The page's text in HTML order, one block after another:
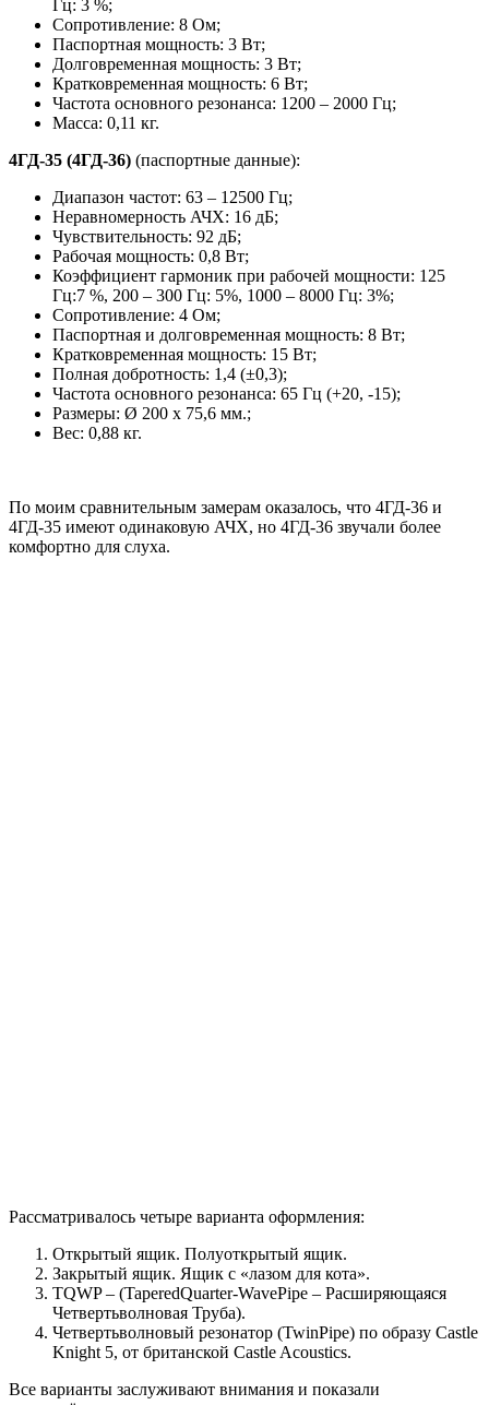
Гц: 3 %;
Сопротивление: 8 Ом;
Паспортная мощность: 3 Вт;
Долговременная мощность: 3 Вт;
Кратковременная мощность: 6 Вт;
Частота основного резонанса: 1200 – 2000 Гц;
Масса: 0,11 кг.
4ГД-35 (4ГД-36) (паспортные данные):
Диапазон частот: 63 – 12500 Гц;
Неравномерность АЧХ: 16 дБ;
Чувствительность: 92 дБ;
Рабочая мощность: 0,8 Вт;
Коэффициент гармоник при рабочей мощности: 125
Гц:7 %, 200 – 300 Гц: 5%, 1000 – 8000 Гц: 3%;
Сопротивление: 4 Ом;
Паспортная и долговременная мощность: 8 Вт;
Кратковременная мощность: 15 Вт;
Полная добротность: 1,4 (±0,3);
Частота основного резонанса: 65 Гц (+20, -15);
Размеры: Ø 200 х 75,6 мм.;
Вес: 0,88 кг.
По моим сравнительным замерам оказалось, что 4ГД-36 и
4ГД-35 имеют одинаковую АЧХ, но 4ГД-36 звучали более
комфортно для слуха.
Рассматривалось четыре варианта оформления:
Открытый ящик. Полуоткрытый ящик.
Закрытый ящик. Ящик с «лазом для кота».
TQWP – (TaperedQuarter-WavePipe – Расширяющаяся
Четвертьволновая Труба).
Четвертьволновый резонатор (TwinPipe) по образу Castle
Knight 5, от британской Castle Acoustics.
Все варианты заслуживают внимания и показали